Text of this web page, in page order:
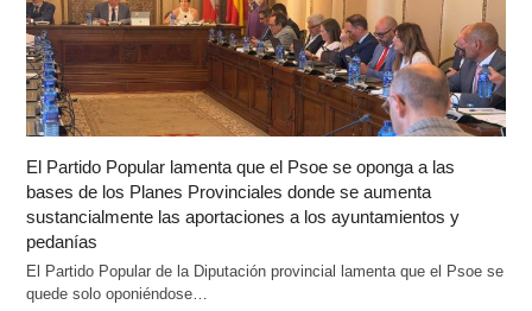
El Partido Popular lamenta que el Psoe se oponga a las
bases de los Planes Provinciales donde se aumenta
sustancialmente las aportaciones a los ayuntamientos y
pedanías
El Partido Popular de la Diputación provincial lamenta que el Psoe se
quede solo oponiéndose…